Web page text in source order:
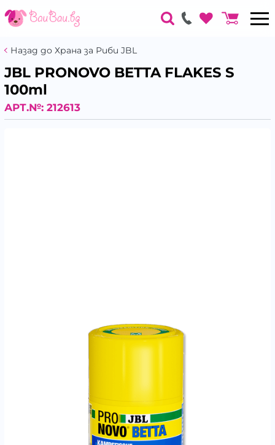
Назад до Храна за Риби JBL
JBL PRONOVO BETTA FLAKES S
100ml
АРТ.№: 212613